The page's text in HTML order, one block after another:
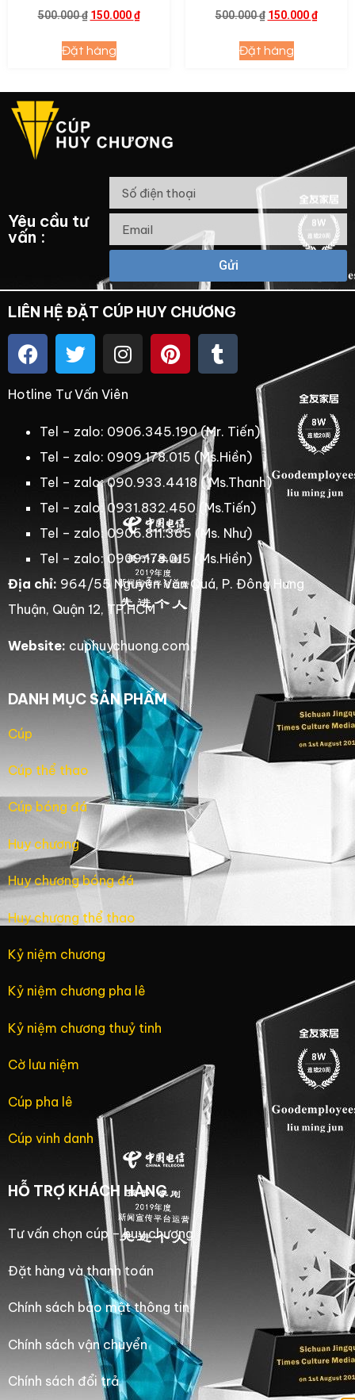
500.000₫ 150.000₫
Đặt hàng
500.000₫ 150.000₫
Đặt hàng
Yêu cầu tư
vấn :
Gửi
LIÊN HỆ ĐẶT CÚP HUY CHƯƠNG
Hotline Tư Vấn Viên
Tel – zalo: 0906.345.190 (Mr. Tiến)
Tel – zalo: 0909.178.015 (Ms.Hiền)
Tel – zalo: 090.933.4418 ( Ms.Thanh)
Tel – zalo: 0931.832.450 (Ms.Tiến)
Tel – zalo: 0906.811.365 (Ms. Như)
Tel – zalo: 0909.178.015 (Ms.Hiền)
Địa chỉ: 964/55 Nguyễn Văn Quá, P. Đông Hưng
Thuận, Quận 12, TP.HCM
Website: cuphuychuong.com
DANH MỤC SẢN PHẨM
Cúp
Cúp thể thao
Cúp bóng đá
Huy chương
Huy chương bóng đá
Huy chương thể thao
Kỷ niệm chương
Kỷ niệm chương pha lê
Kỷ niệm chương thuỷ tinh
Cờ lưu niệm
Cúp pha lê
Cúp vinh danh
HỖ TRỢ KHÁCH HÀNG
Tư vấn chọn cúp – huy chương
Đặt hàng và thanh toán
Chính sách bảo mật thông tin
Chính sách vận chuyển
Chính sách đổi trả